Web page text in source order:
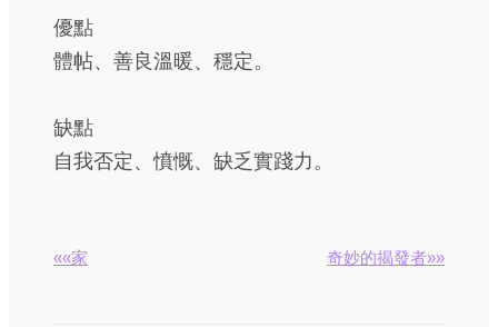
優點
體帖、善良溫暖、穩定。
缺點
自我否定、憤慨、缺乏實踐力。
««家 奇妙的揭發者»»